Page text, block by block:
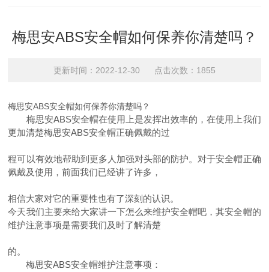
梅思安ABS安全帽如何保养你清楚吗？
更新时间：2022-12-30 点击次数：1855
梅思安ABS安全帽如何保养你清楚吗？
梅思安ABS安全帽在使用上是发挥出效率的，在使用上我们
更加清楚梅思安ABS安全帽正确佩戴的过
程可以有效地帮助到更多人加强对头部的防护。对于安全帽正确
佩戴及使用，前面我们已经讲了许多，
相信大家对它的重要性也有了深刻的认识。
今天我们主要来给大家讲一下怎么来维护安全帽吧，其安全帽的
维护注意事项是需要我们及时了解清楚
的。
梅思安ABS安全帽维护注意事项：